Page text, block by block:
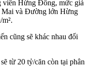
viên Hừng Đông, mức giá
Mai và Đường lớn Hừng
cũng sẽ khác nhau đối
từ 20 tỷ/căn còn tại phân